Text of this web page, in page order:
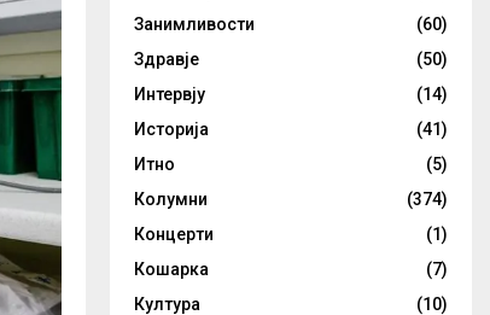
Занимливости
(60)
Здравје
(50)
Интервју
(14)
Историја
(41)
Итно
(5)
Колумни
(374)
Концерти
(1)
Кошарка
(7)
Култура
(10)